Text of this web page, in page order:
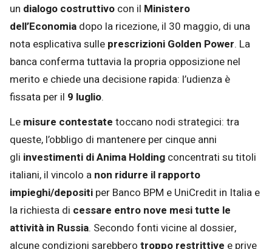
un dialogo costruttivo con il Ministero
dell’Economia dopo la ricezione, il 30 maggio, di una
nota esplicativa sulle prescrizioni Golden Power. La
banca conferma tuttavia la propria opposizione nel
merito e chiede una decisione rapida: l’udienza è
fissata per il 9 luglio.
Le misure contestate toccano nodi strategici: tra
queste, l’obbligo di mantenere per cinque anni
gli investimenti di Anima Holding concentrati su titoli
italiani, il vincolo a non ridurre il rapporto
impieghi/depositi per Banco BPM e UniCredit in Italia e
la richiesta di cessare entro nove mesi tutte le
attività in Russia. Secondo fonti vicine al dossier,
alcune condizioni sarebbero troppo restrittive e prive